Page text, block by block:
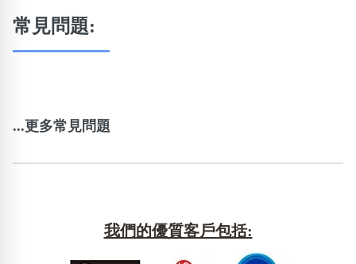
常見問題:
...更多常見問題
我們的優質客戶包括: